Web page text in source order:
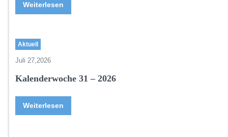
Weiterlesen
Aktuell
Juli 27,2026
Kalenderwoche 31 – 2026
Weiterlesen